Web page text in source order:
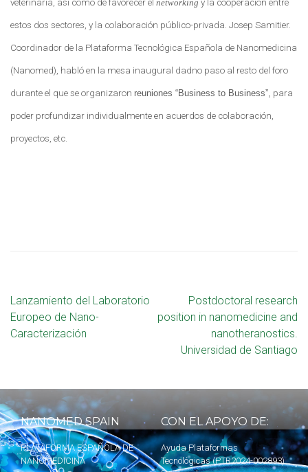
veterinaria, así como de favorecer el networking y la cooperación entre
estos dos sectores, y la colaboración público-privada. Josep Samitier.
Coordinador de la Plataforma Tecnológica Española de Nanomedicina
(Nanomed), habló en la mesa inaugural dadno paso al resto del foro
durante el que se organizaron reuniones “Business to Business”, para
poder profundizar individualmente en acuerdos de colaboración,
proyectos, etc.
Lanzamiento del Laboratorio
Europeo de Nano-
Caracterización
Postdoctoral research
position in nanomedicine and
nanotheranostics.
Universidad de Santiago
NANOMED SPAIN
PLATAFORMA ESPAÑOLA DE
NANOMEDICINA
CON EL APOYO DE:
Ayuda Plataformas
Tecnológicas (PTR2024-002893)